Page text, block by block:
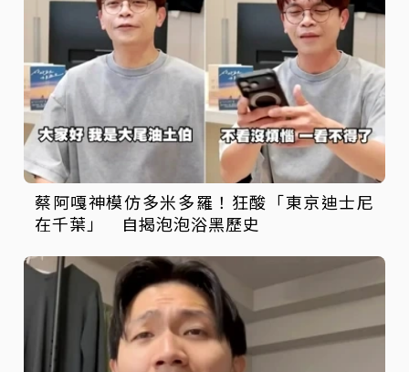
蔡阿嘎神模仿多米多羅！狂酸「東京迪士尼
在千葉」 自揭泡泡浴黑歷史